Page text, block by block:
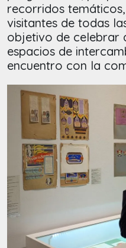
recorridos
visitantes de todas
objetivo de celebrar
espacios de
encuentro con la